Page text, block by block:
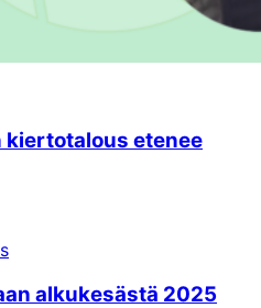
etenee
alkukesästä 2025